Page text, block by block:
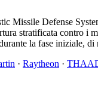
Missile Defense
stratificata contro
la fase iniziale, di
· Raytheon ·